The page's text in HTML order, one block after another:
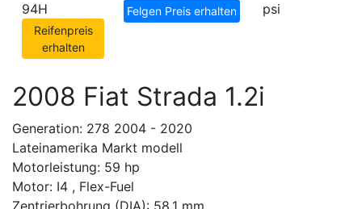
94H
Reifenpreis
erhalten
Felgen Preis erhalten
psi
2008 Fiat Strada 1.2i
Generation: 278 2004 - 2020
Lateinamerika Markt modell
Motorleistung: 59 hp
Motor: I4 , Flex-Fuel
Zentrierbohrung (DIA): 58.1 mm